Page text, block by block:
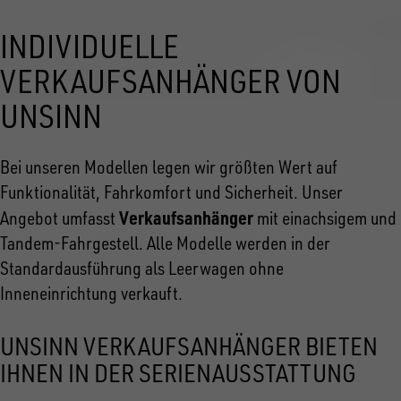
INDIVIDUELLE
VERKAUFSANHÄNGER VON
UNSINN
Bei unseren Modellen legen wir größten Wert auf
Funktionalität, Fahrkomfort und Sicherheit. Unser
Angebot umfasst Verkaufsanhänger mit einachsigem und
Tandem-Fahrgestell. Alle Modelle werden in der
Standardausführung als Leerwagen ohne
Inneneinrichtung verkauft.
UNSINN VERKAUFSANHÄNGER BIETEN
IHNEN IN DER SERIENAUSSTATTUNG